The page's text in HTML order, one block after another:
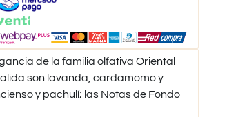
de la familia olfativa Oriental
son lavanda, cardamomo y
y pachulí; las Notas de Fondo